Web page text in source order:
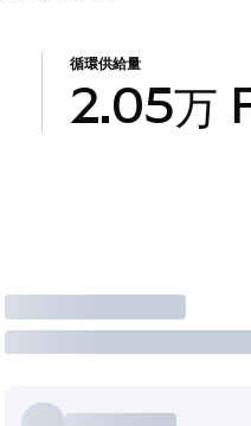
循環供給量
2.05万
取引